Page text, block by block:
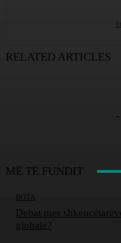
RELATED ARTICLES
MË TË FUNDIT
BOTA
Debat mes
globale?